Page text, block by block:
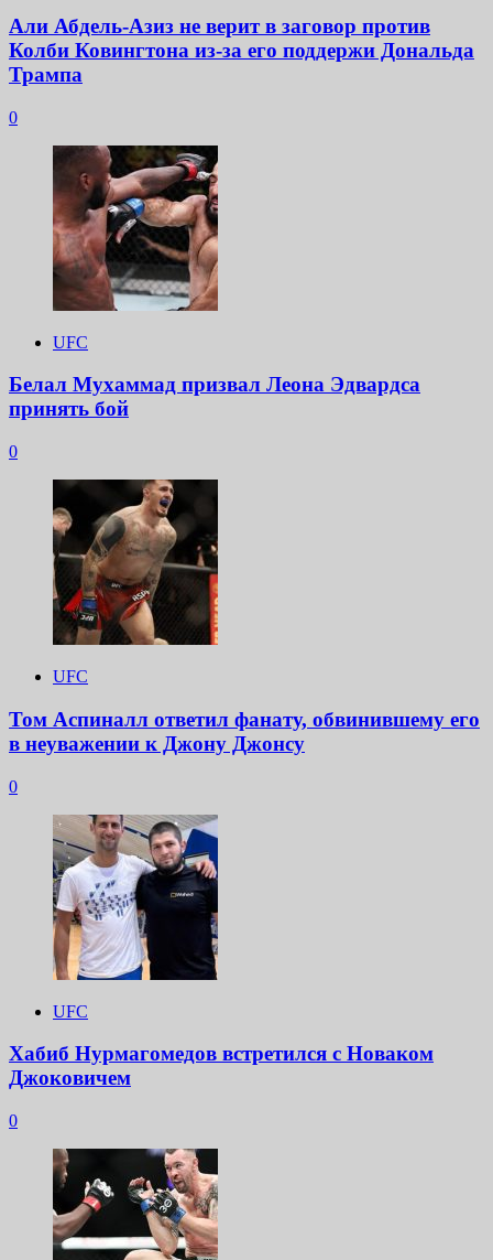
Али Абдель-Азиз не верит в заговор против
Колби Ковингтона из-за его поддержи Дональда
Трампа
0
UFC
Белал Мухаммад призвал Леона Эдвардса
принять бой
0
UFC
Том Аспиналл ответил фанату, обвинившему его
в неуважении к Джону Джонсу
0
UFC
Хабиб Нурмагомедов встретился с Новаком
Джоковичем
0